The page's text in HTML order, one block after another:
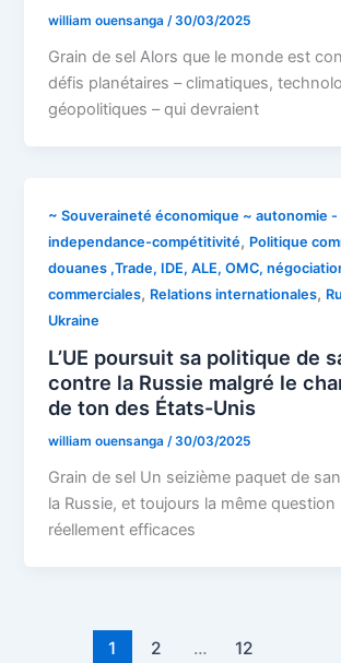
william ouensanga/30/03/2025
Grain de sel Alors que le monde est
défis planétaires – climatiques,
géopolitiques – qui devraient
~ Souveraineté économique ~ autonomie -
independance-compétitivité, Politique
douanes ,Trade, IDE, ALE, OMC,
commerciales, Relations internationales,
Ukraine
L’UE poursuit sa politique de
contre la Russie malgré le
de ton des États-Unis
william ouensanga/30/03/2025
Grain de sel Un seizième paquet de
la Russie, et toujours la même
réellement efficaces
1 2 … 12